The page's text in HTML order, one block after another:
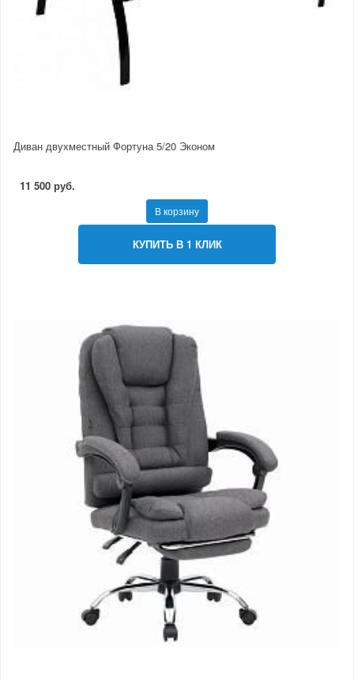
Диван двухместный Фортуна 5/20 Эконом
11 500 руб.
В корзину
КУПИТЬ В 1 КЛИК